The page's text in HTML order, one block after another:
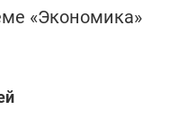
«Экономика»